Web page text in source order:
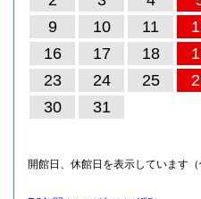
9
10 11
16
17 18
23
24 25
30
31
開館日、休館日を表示しています